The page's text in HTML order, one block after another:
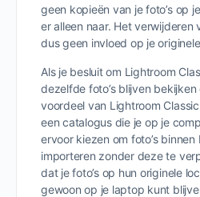
geen kopieën van je foto’s op
er alleen naar. Het verwijderen
dus geen invloed op je
Als je besluit om Lightroom
dezelfde foto’s blijven
voordeel van Lightroom
een catalogus die je op je
ervoor kiezen om foto’s
importeren zonder deze te
dat je foto’s op hun originele
gewoon op je laptop kunt